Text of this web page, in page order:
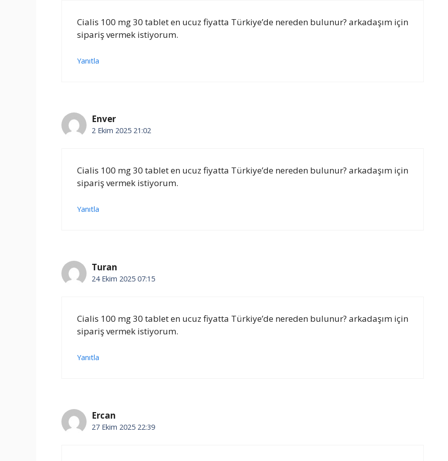
Cialis 100 mg 30 tablet en ucuz fiyatta Türkiye’de nereden bulunur? arkadaşım için
sipariş vermek istiyorum.
Yanıtla
Enver
2 Ekim 2025 21:02
Cialis 100 mg 30 tablet en ucuz fiyatta Türkiye’de nereden bulunur? arkadaşım için
sipariş vermek istiyorum.
Yanıtla
Turan
24 Ekim 2025 07:15
Cialis 100 mg 30 tablet en ucuz fiyatta Türkiye’de nereden bulunur? arkadaşım için
sipariş vermek istiyorum.
Yanıtla
Ercan
27 Ekim 2025 22:39